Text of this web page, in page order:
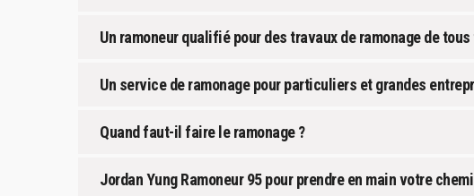
Un ramoneur qualifié pour des travaux de ramonage de
Un service de ramonage pour particuliers et grandes
Quand faut-il faire le ramonage ?
Jordan Yung Ramoneur 95 pour prendre en main votre